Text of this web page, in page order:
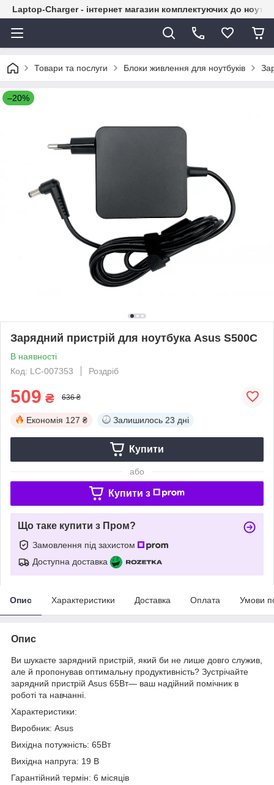
Laptop-Charger - інтернет магазин комплектуючих до
Товари та послуги Блоки живлення для ноутбуків
–20%
Зарядний пристрій для ноутбука Asus S500C
В наявності
Код: LC-007353
Роздріб
509 ₴ 636 ₴
Економія 127 ₴ Залишилось 23 дні
Купити
або
Купити з
Що таке купити з Пром?
Замовлення під захистом
Доступна доставка
Опис Характеристики Доставка Оплата Умови
Опис
Ви шукаєте зарядний пристрій, який би не лише довго служив,
але й пропонував оптимальну продуктивність? Зустрічайте
зарядний пристрій Asus 65Вт— ваш надійний помічник в
роботі та навчанні.
Характеристики:
Виробник: Asus
Вихідна потужність: 65Вт
Вихідна напруга: 19 В
Гарантійний термін: 6 місяців